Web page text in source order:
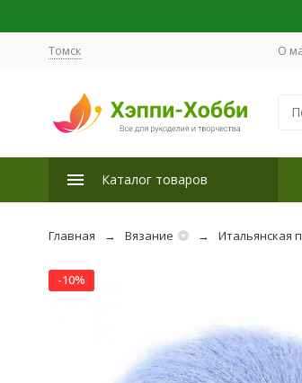
Томск О
Каталог товаров
Главная Вязание Итальянская
-10%